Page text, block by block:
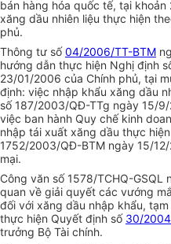
bán hàng hóa quốc tế, tại
xăng dầu nhiên liệu thực hiện
phủ.
Thông tư số04/2006/TT-BTM
hướng dẫn thực hiện Nghị định
23/01/2006 của Chính phủ, tại
định: việc nhập khẩu xăng dầu
số 187/2003/QĐ-TTg ngày 15/
việc ban hành Quy chế kinh
nhập tái xuất xăng dầu thực
1752/2003/QĐ-BTM ngày 15/
mại.
Công văn số 1578/TCHQ-
quan về giải quyết các vướng
đối với xăng dầu nhập khẩu,
thực hiện Quyết định số 30/
trưởng Bộ Tài chính.